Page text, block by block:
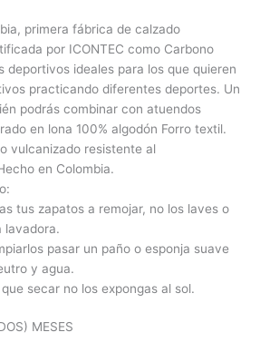
primera fábrica de calzado
por ICONTEC como Carbono
deportivos ideales para los que quieren
practicando diferentes deportes. Un
podrás combinar con atuendos
en lona 100% algodón Forro textil.
vulcanizado resistente al
en Colombia.
tus zapatos a remojar, no los laves o
lavadora.
pasar un paño o esponja suave
y agua.
secar no los expongas al sol.
MESES